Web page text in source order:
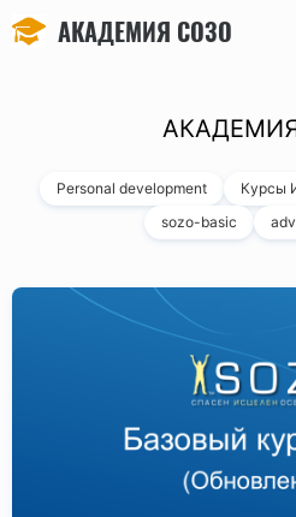
АКАДЕМИЯ СОЗО
Personal development Курсы
sozo-basic